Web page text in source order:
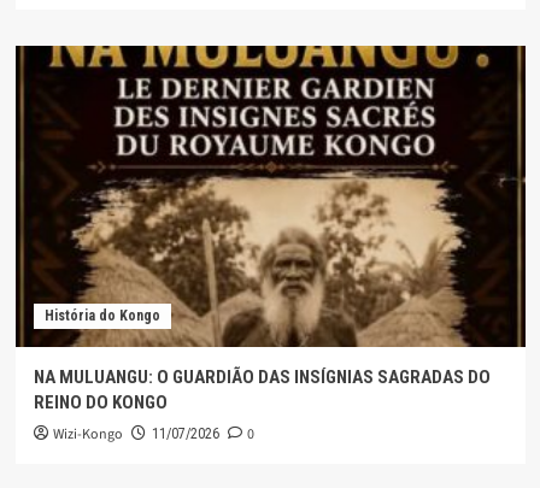
História do Kongo
NA MULUANGU: O GUARDIÃO DAS INSÍGNIAS SAGRADAS DO
REINO DO KONGO
Wizi-Kongo 11/07/2026 0